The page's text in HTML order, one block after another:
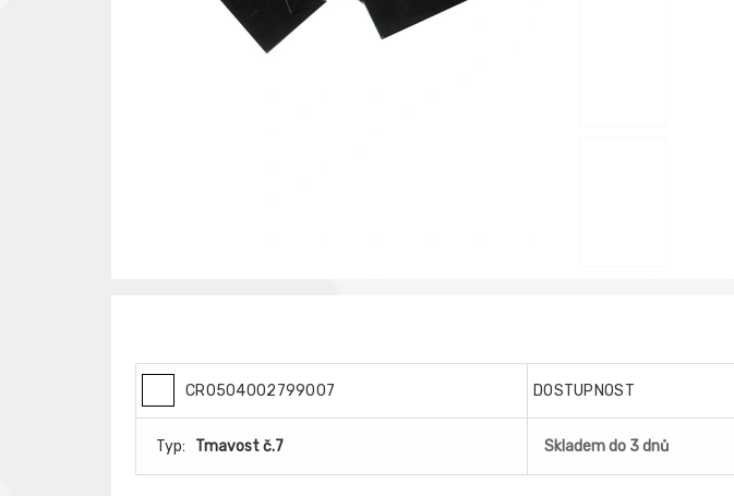
CR0504002799007 DOSTUPNOST
Typ: Tmavost č.7 Skladem do 3 dnů